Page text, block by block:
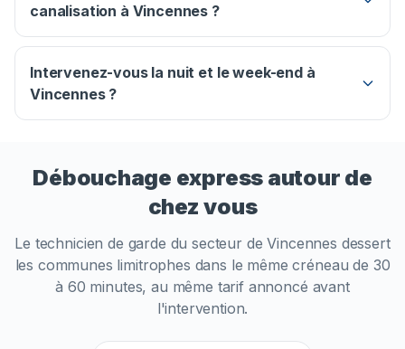
canalisation à Vincennes ?
Intervenez-vous la nuit et le week-end à
Vincennes ?
Débouchage express autour de
chez vous
Le technicien de garde du secteur deVincennes dessert
les communes limitrophes dans le même créneau de 30
à 60 minutes, au même tarif annoncé avant
l'intervention.